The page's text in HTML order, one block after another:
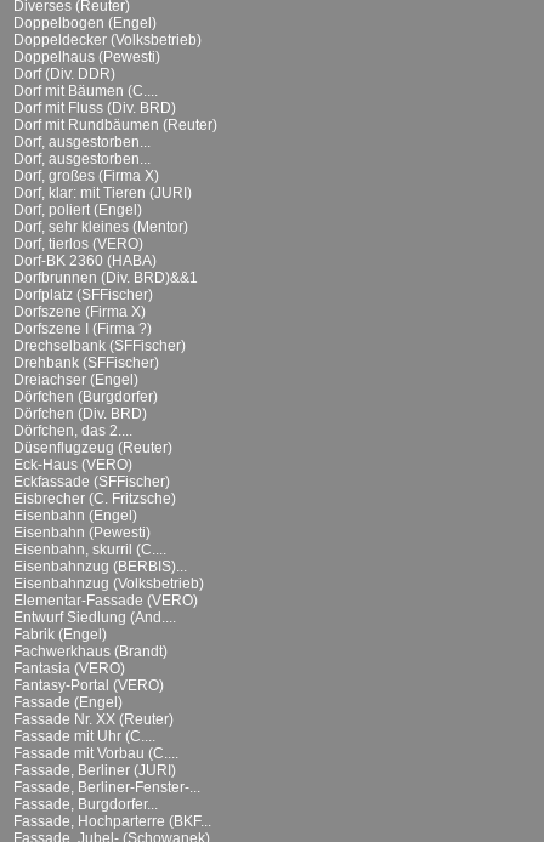
Diverses (Reuter)
Doppelbogen (Engel)
Doppeldecker (Volksbetrieb)
Doppelhaus (Pewesti)
Dorf (Div. DDR)
Dorf mit Bäumen (C....
Dorf mit Fluss (Div. BRD)
Dorf mit Rundbäumen (Reuter)
Dorf, ausgestorben...
Dorf, ausgestorben...
Dorf, großes (Firma X)
Dorf, klar: mit Tieren (JURI)
Dorf, poliert (Engel)
Dorf, sehr kleines (Mentor)
Dorf, tierlos (VERO)
Dorf-BK 2360 (HABA)
Dorfbrunnen (Div. BRD)&&1
Dorfplatz (SFFischer)
Dorfszene (Firma X)
Dorfszene I (Firma ?)
Drechselbank (SFFischer)
Drehbank (SFFischer)
Dreiachser (Engel)
Dörfchen (Burgdorfer)
Dörfchen (Div. BRD)
Dörfchen, das 2....
Düsenflugzeug (Reuter)
Eck-Haus (VERO)
Eckfassade (SFFischer)
Eisbrecher (C. Fritzsche)
Eisenbahn (Engel)
Eisenbahn (Pewesti)
Eisenbahn, skurril (C....
Eisenbahnzug (BERBIS)...
Eisenbahnzug (Volksbetrieb)
Elementar-Fassade (VERO)
Entwurf Siedlung (And....
Fabrik (Engel)
Fachwerkhaus (Brandt)
Fantasia (VERO)
Fantasy-Portal (VERO)
Fassade (Engel)
Fassade Nr. XX (Reuter)
Fassade mit Uhr (C....
Fassade mit Vorbau (C....
Fassade, Berliner (JURI)
Fassade, Berliner-Fenster-...
Fassade, Burgdorfer...
Fassade, Hochparterre (BKF...
Fassade, Jubel- (Schowanek)